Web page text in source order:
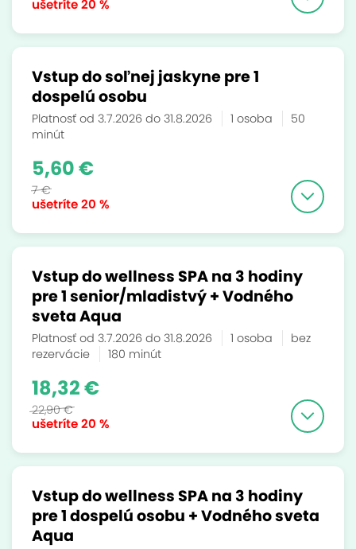
ušetríte20 %
Vstup do soľnej jaskyne pre 1
dospelú osobu
Platnosť od 3.7.2026 do 31.8.2026 1 osoba
50
minút
ušetríte20 %
5,60 €
7 €
Vstup do wellness SPA na 3 hodiny
pre 1 senior/mladistvý + Vodného
sveta Aqua
Platnosť od 3.7.2026 do 31.8.2026 1 osoba
bez
rezervácie
180 minút
ušetríte20 %
18,32 €
22,90 €
Vstup do wellness SPA na 3 hodiny
pre 1 dospelú osobu + Vodného sveta
Aqua